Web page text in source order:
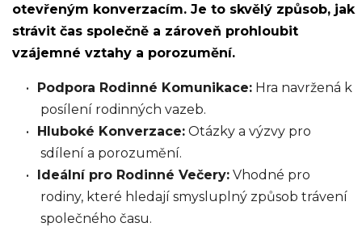
otevřeným konverzacím. Je to skvělý způsob, jak
strávit čas společně a zároveň prohloubit
vzájemné vztahy a porozumění.
Podpora Rodinné Komunikace: Hra navržená k
posílení rodinných vazeb.
Hluboké Konverzace: Otázky a výzvy pro
sdílení a porozumění.
Ideální pro Rodinné Večery: Vhodné pro
rodiny, které hledají smysluplný způsob trávení
společného času.